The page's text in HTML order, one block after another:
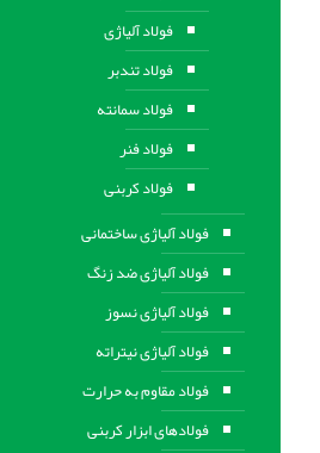
فولاد آلیاژی
فولاد تندبر
فولاد سمانته
فولاد فنر
فولاد کربنی
فولاد آلیاژی ساختمانی
فولاد آلیاژی ضد زنگ
فولاد آلیاژی نسوز
فولاد آلیاژی نیتراته
فولاد مقاوم به حرارت
فولادهای ابزار کربنی